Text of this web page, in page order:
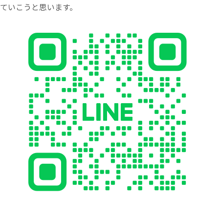
ていこうと思います。